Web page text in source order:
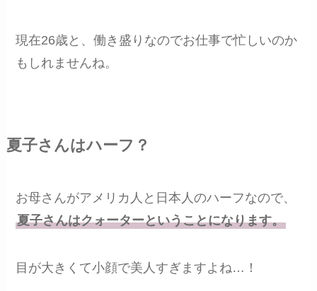
現在26歳と、働き盛りなのでお仕事で忙しいのか
もしれませんね。
夏子さんはハーフ？
お母さんがアメリカ人と日本人のハーフなので、
夏子さんはクォーターということになります。
目が大きくて小顔で美人すぎますよね…！